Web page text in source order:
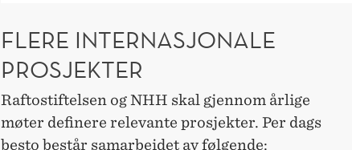
FLERE INTERNASJONALE
PROSJEKTER
Raftostiftelsen og NHH skal gjennom årlige
møter definere relevante prosjekter. Per dags
besto består samarbeidet av følgende: